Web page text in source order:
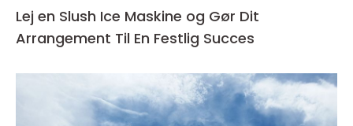
Lej en Slush Ice Maskine og Gør Dit
Arrangement Til En Festlig Succes